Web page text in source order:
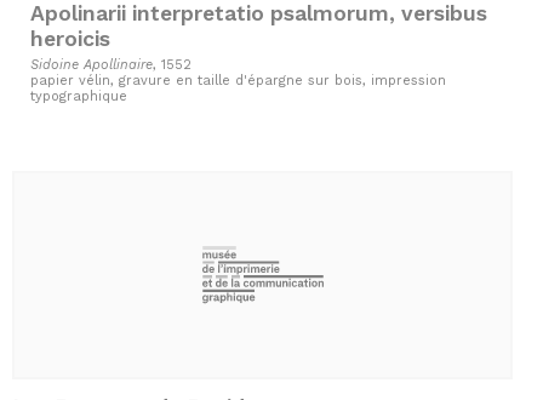
Apolinarii interpretatio psalmorum, versibus
heroicis
Sidoine Apollinaire, 1552
papier vélin, gravure en taille d'épargne sur bois, impression
typographique